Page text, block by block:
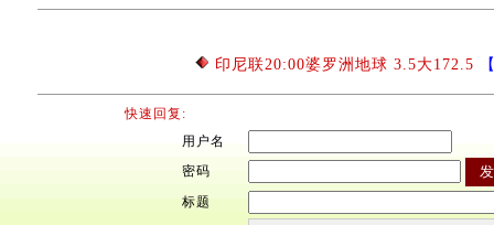
印尼联20:00婆罗洲地球 3.5大172.5
快速回复:
用户名
密码
标题